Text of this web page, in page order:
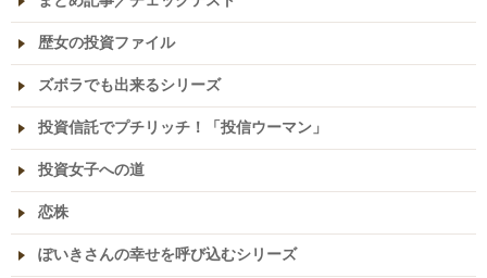
歴女の投資ファイル
ズボラでも出来るシリーズ
投資信託でプチリッチ！「投信ウーマン」
投資女子への道
恋株
ぽいきさんの幸せを呼び込むシリーズ